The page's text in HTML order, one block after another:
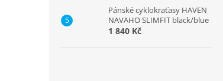
Pánské cyklokraťasy HAVEN
NAVAHO SLIMFIT black/blue
1 840 Kč